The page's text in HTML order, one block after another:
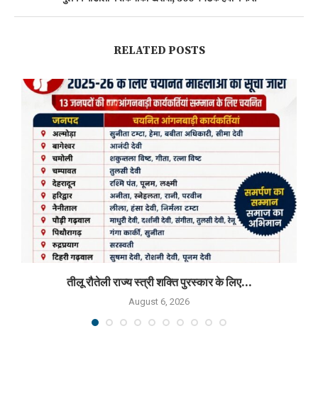
RELATED POSTS
तीलू रौतेली राज्य स्त्री शक्ति पुरस्कार के लिए...
August 6, 2026